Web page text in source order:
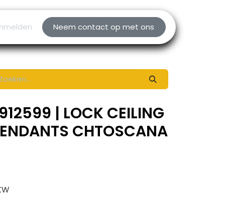
Neem contact op met ons
| LOCK CEILING
CHTOSCANA